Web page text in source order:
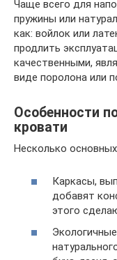
Чаще всего для
пружины или
как: войлок или
продлить
качественными,
виде поролона или
Особенности
кровати
Несколько
Каркасы,
добавят
этого